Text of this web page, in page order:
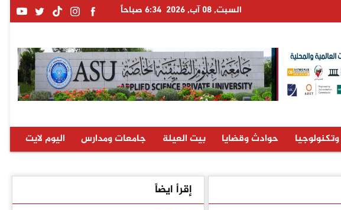
السبت, 08 آب, 2026 6:34 صباحاً
حوادث وقضايا بيت العيلة جامعات ومدارس اليوم لايت
إقرأ ايضاً